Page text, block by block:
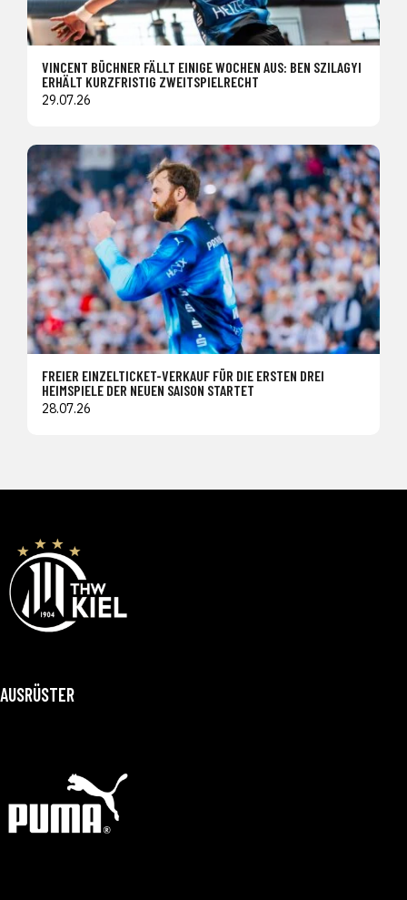
VINCENT BÜCHNER FÄLLT EINIGE WOCHEN AUS: BEN SZILAGYI
ERHÄLT KURZFRISTIG ZWEITSPIELRECHT
29.07.26
FREIER EINZELTICKET-VERKAUF FÜR DIE ERSTEN DREI
HEIMSPIELE DER NEUEN SAISON STARTET
28.07.26
AUSRÜSTER